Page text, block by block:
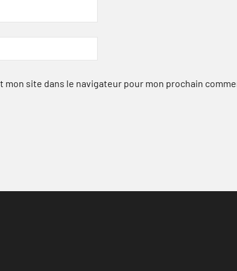
site dans le navigateur pour mon prochain